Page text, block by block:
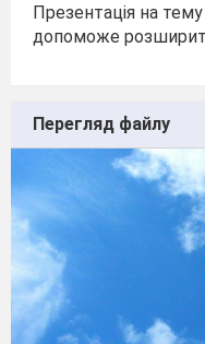
Презентація на
допоможе
Перегляд файлу